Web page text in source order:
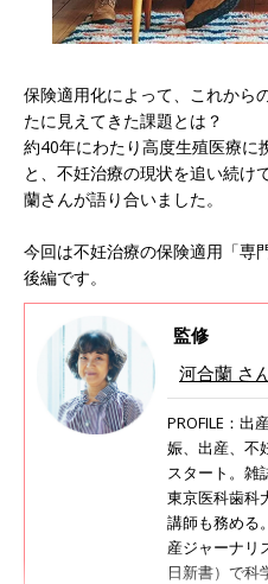
保険適用化によって、これか
たに見えてきた課題とは？
約40年にわたり高度生殖医療に
と、不妊治療の現状を追い続け
蘭さんが語り合いました。
今回は不妊治療の保険適用「専
後編です。
監修
河合蘭 さ
PROFILE：出
娠、出産、不
スタート。雑
東京医科歯科
講師も務める
産ジャーナリ
日新書）で科